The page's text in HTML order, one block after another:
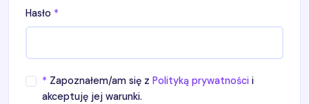
Hasło *
* Zapoznałem/am się z Polityką prywatności i
akceptuję jej warunki.